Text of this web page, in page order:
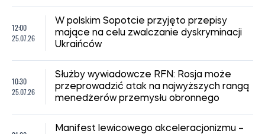
12:00
25.07.26
W polskim Sopotcie przyjęto przepisy
mające na celu zwalczanie dyskryminacji
Ukraińców
10:30
25.07.26
Służby wywiadowcze RFN: Rosja może
przeprowadzić atak na najwyższych rangą
menedżerów przemysłu obronnego
Manifest lewicowego akceleracjonizmu –